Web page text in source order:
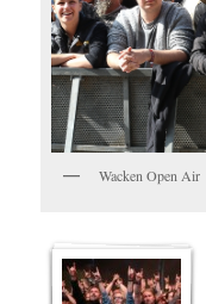
Wacken Open Air